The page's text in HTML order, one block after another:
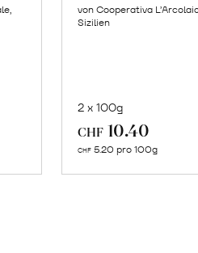
von Cooperativa
Sizilien
2 x 100g
CHF 10.40
CHF 5.20 pro 100g